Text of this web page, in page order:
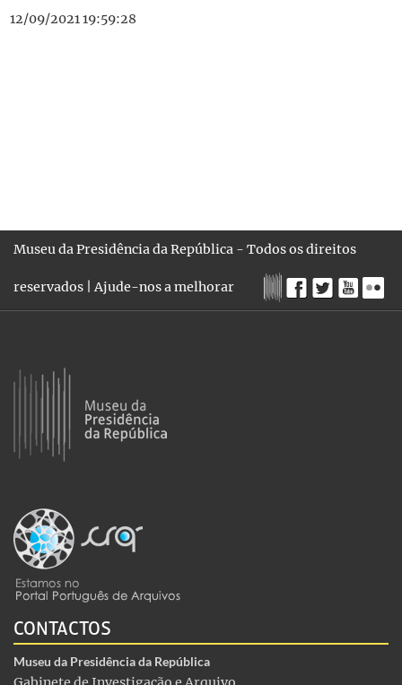
12/09/2021 19:59:28
Museu da Presidência da República - Todos os direitos
reservados |Ajude-nos a melhorar
CONTACTOS
Museu da Presidência da República